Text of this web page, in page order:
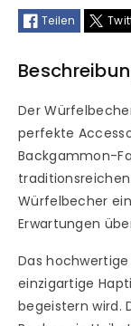
Teilen
Der
perfekte
Backgammon-
Würfelbecher
Erwartungen
Das
einzigartige
begeistern wird.